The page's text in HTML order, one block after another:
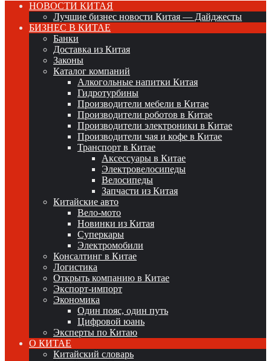
НОВОСТИ КИТАЯ
Лучшие бизнес новости Китая — Дайджесты
БИЗНЕС В КИТАЕ
Банки
Доставка из Китая
Законы
Каталог компаний
Алкогольные напитки Китая
Гидротурбины
Производители мебели в Китае
Производители роботов в Китае
Производители электроники в Китае
Производители чая и кофе в Китае
Транспорт в Китае
Аксессуары в Китае
Электровелосипеды
Велосипеды
Запчасти из Китая
Китайские авто
Вело-мото
Новинки из Китая
Суперкары
Электромобили
Консалтинг в Китае
Логистика
Открыть компанию в Китае
Экспорт-импорт
Экономика
Один пояс, один путь
Цифровой юань
Эксперты по Китаю
О КИТАЕ
Китайский словарь